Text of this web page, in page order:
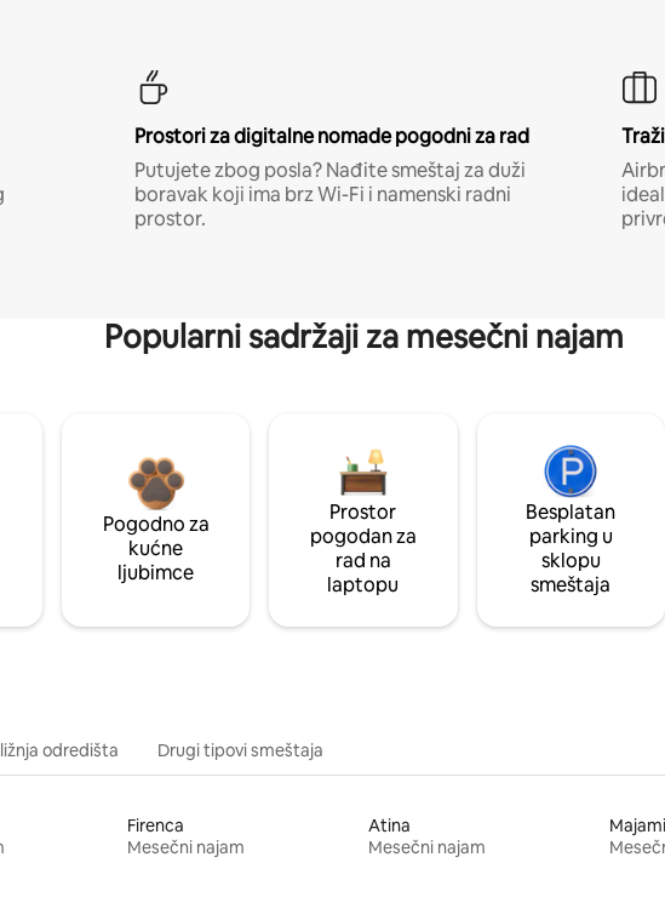
Prostori za digitalne nomade pogodni za rad
Putujete zbog posla? Nađite smeštaj za duži
boravak koji ima brz Wi-Fi i namenski radni
prostor.
Popularni sadržaji za mesečni najam
Pogodno za
kućne
ljubimce
Prostor
pogodan za
rad na
laptopu
Besplatan
parking u
sklopu
smeštaja
odredišta Drugi tipovi smeštaja
Firenca
Mesečni najam
Atina
Mesečni najam
Majami